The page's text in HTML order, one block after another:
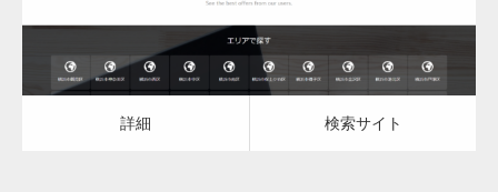
詳細 検索サイト
究極的に実用性を重視した「フッターバー」
が電話予約や記事の拡…